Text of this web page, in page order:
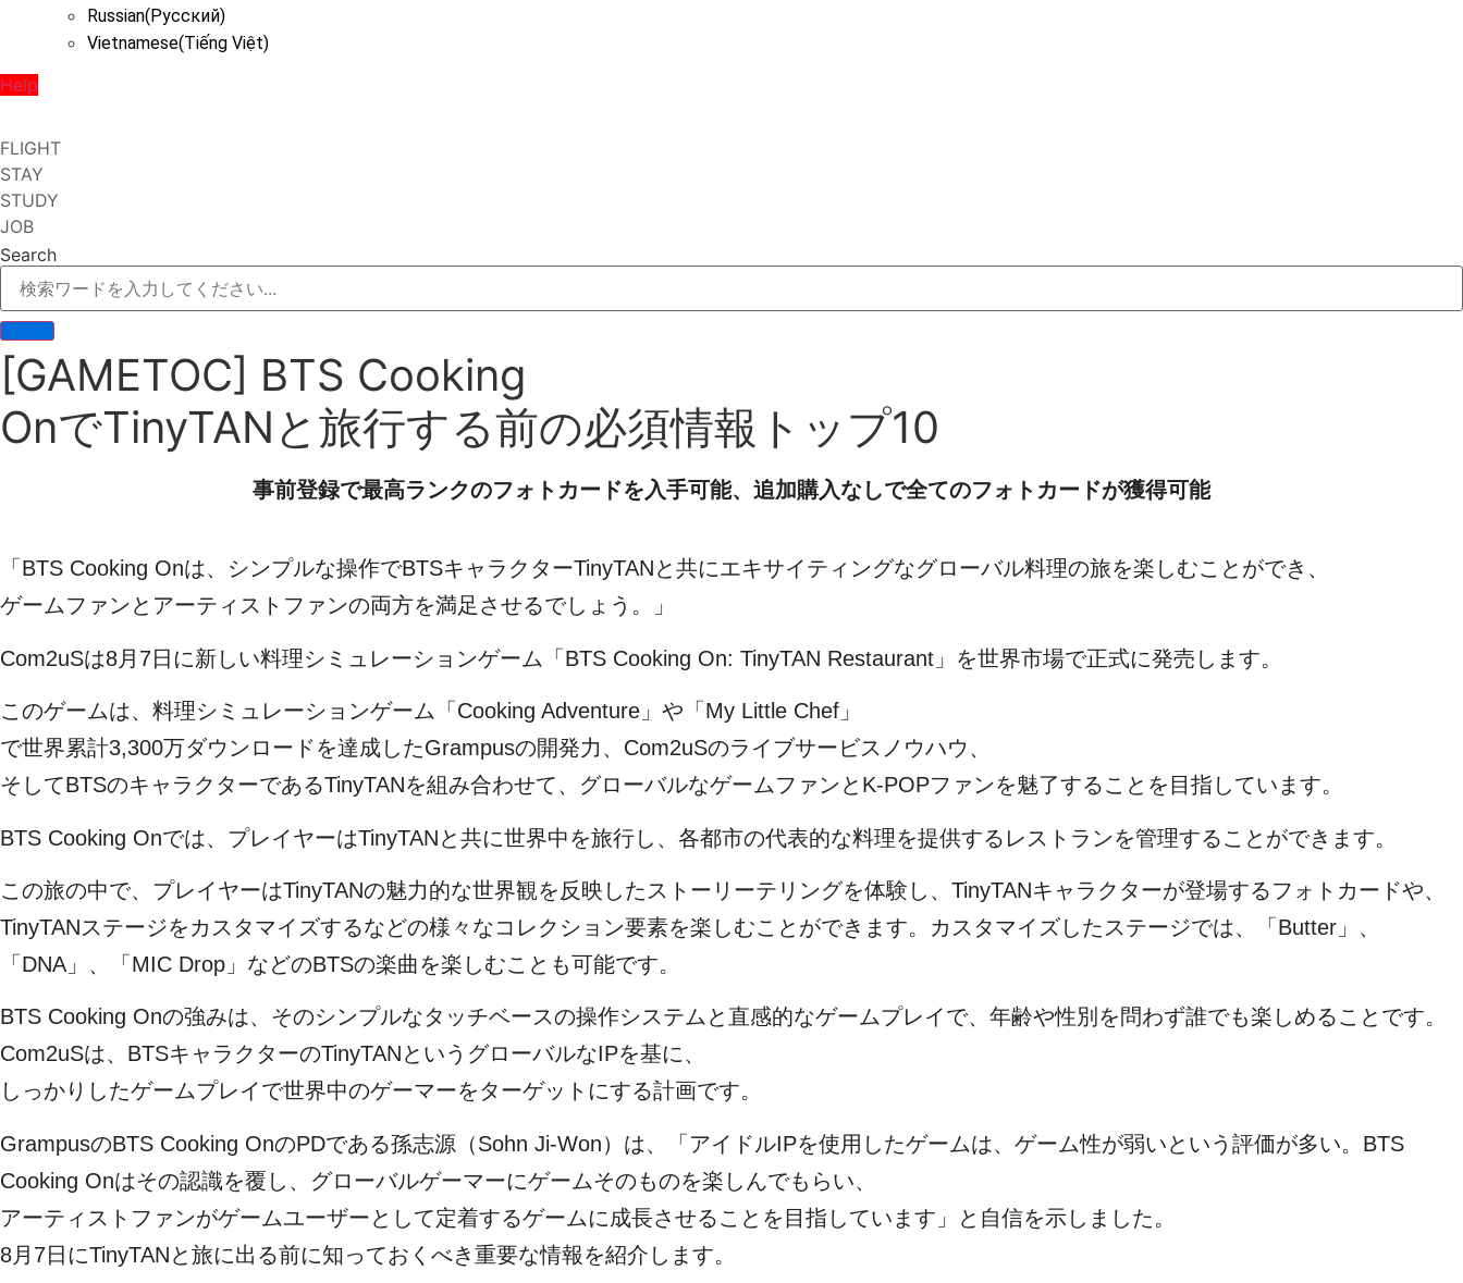
Russian(Русский)
Vietnamese(Tiếng Việt)
Help
FLIGHT
STAY
STUDY
JOB
Search
[GAMETOC] BTS Cooking
OnでTinyTANと旅行する前の必須情報トップ10
事前登録で最高ランクのフォトカードを入手可能、追加購入なしで全てのフォトカードが獲得可能
「BTS Cooking Onは、シンプルな操作でBTSキャラクターTinyTANと共にエキサイティングなグローバル料理の旅を楽しむことができ、
ゲームファンとアーティストファンの両方を満足させるでしょう。」
Com2uSは8月7日に新しい料理シミュレーションゲーム「BTS Cooking On: TinyTAN Restaurant」を世界市場で正式に発売します。
このゲームは、料理シミュレーションゲーム「Cooking Adventure」や「My Little Chef」
で世界累計3,300万ダウンロードを達成したGrampusの開発力、Com2uSのライブサービスノウハウ、
そしてBTSのキャラクターであるTinyTANを組み合わせて、グローバルなゲームファンとK-POPファンを魅了することを目指しています。
BTS Cooking Onでは、プレイヤーはTinyTANと共に世界中を旅行し、各都市の代表的な料理を提供するレストランを管理することができます。
この旅の中で、プレイヤーはTinyTANの魅力的な世界観を反映したストーリーテリングを体験し、TinyTANキャラクターが登場するフォトカードや、
TinyTANステージをカスタマイズするなどの様々なコレクション要素を楽しむことができます。カスタマイズしたステージでは、「Butter」、
「DNA」、「MIC Drop」などのBTSの楽曲を楽しむことも可能です。
BTS Cooking Onの強みは、そのシンプルなタッチベースの操作システムと直感的なゲームプレイで、年齢や性別を問わず誰でも楽しめることです。
Com2uSは、BTSキャラクターのTinyTANというグローバルなIPを基に、
しっかりしたゲームプレイで世界中のゲーマーをターゲットにする計画です。
GrampusのBTS Cooking OnのPDである孫志源（Sohn Ji-Won）は、「アイドルIPを使用したゲームは、ゲーム性が弱いという評価が多い。BTS
Cooking Onはその認識を覆し、グローバルゲーマーにゲームそのものを楽しんでもらい、
アーティストファンがゲームユーザーとして定着するゲームに成長させることを目指しています」と自信を示しました。
8月7日にTinyTANと旅に出る前に知っておくべき重要な情報を紹介します。